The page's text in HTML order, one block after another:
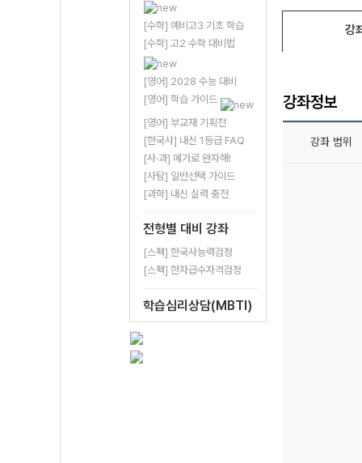
[수학] 예비고3 기초 학습
[수학] 고2 수학 대비법
[영어] 2028 수능 대비
[영어] 학습 가이드
[영어] 부교재 기획전
[한국사] 내신 1등급 FAQ
[사·과] 메가로 완자해!
[사탐] 일반선택 가이드
[과학] 내신 실력 충전
전형별 대비 강좌
[스펙] 한국사능력검정
[스펙] 한자급수자격검정
학습심리상담(MBTI)
강
강좌정보
강좌 범위